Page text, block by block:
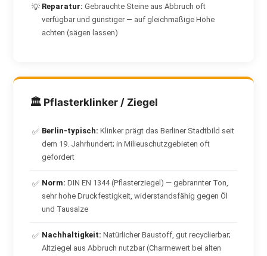
💡 Reparatur: Gebrauchte Steine aus Abbruch oft
verfügbar und günstiger — auf gleichmäßige Höhe
achten (sägen lassen)
🏛 Pflasterklinker / Ziegel
✅ Berlin-typisch: Klinker prägt das Berliner Stadtbild seit
dem 19. Jahrhundert; in Milieuschutzgebieten oft
gefordert
✅ Norm: DIN EN 1344 (Pflasterziegel) — gebrannter Ton,
sehr hohe Druckfestigkeit, widerstandsfähig gegen Öl
und Tausalze
✅ Nachhaltigkeit: Natürlicher Baustoff, gut recyclierbar;
Altziegel aus Abbruch nutzbar (Charmewert bei alten